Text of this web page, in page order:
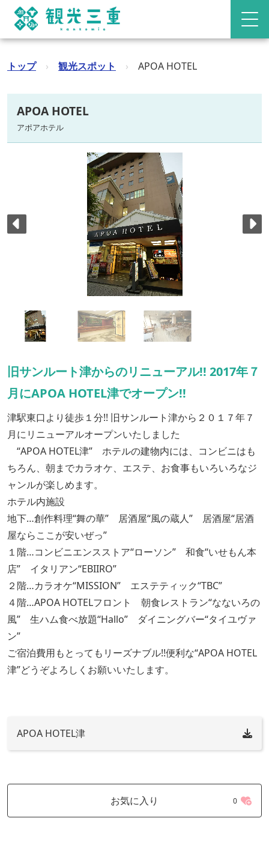
トップ › 観光スポット › APOA HOTEL
APOA HOTEL
アポアホテル
旧サンルート津からのリニューアル!! 2017年７
月にAPOA HOTEL津でオープン!!
津駅東口より徒歩１分!! 旧サンルート津から２０１７年７
月にリニューアルオープンいたしました
“APOA HOTEL津” ホテルの建物内には、コンビニはも
ちろん、朝までカラオケ、エステ、お食事もいろいろなジ
ャンルが楽しめます。
ホテル内施設
地下…創作料理“舞の華” 居酒屋“風の蔵人” 居酒屋“居酒
屋ならここが安いぜっ”
１階…コンビニエンスストア“ローソン” 和食“いせもん本
店” イタリアン“EBIIRO”
２階…カラオケ“MISSION” エステティック“TBC”
４階…APOA HOTELフロント 朝食レストラン“なないろの
風” 生ハム食べ放題“Hallo” ダイニングバー“タイユヴァ
ン”
ご宿泊費用もとってもリーズナブル!!便利な“APOA HOTEL
津”どうぞよろしくお願いいたします。
APOA HOTEL津
お気に入り 0